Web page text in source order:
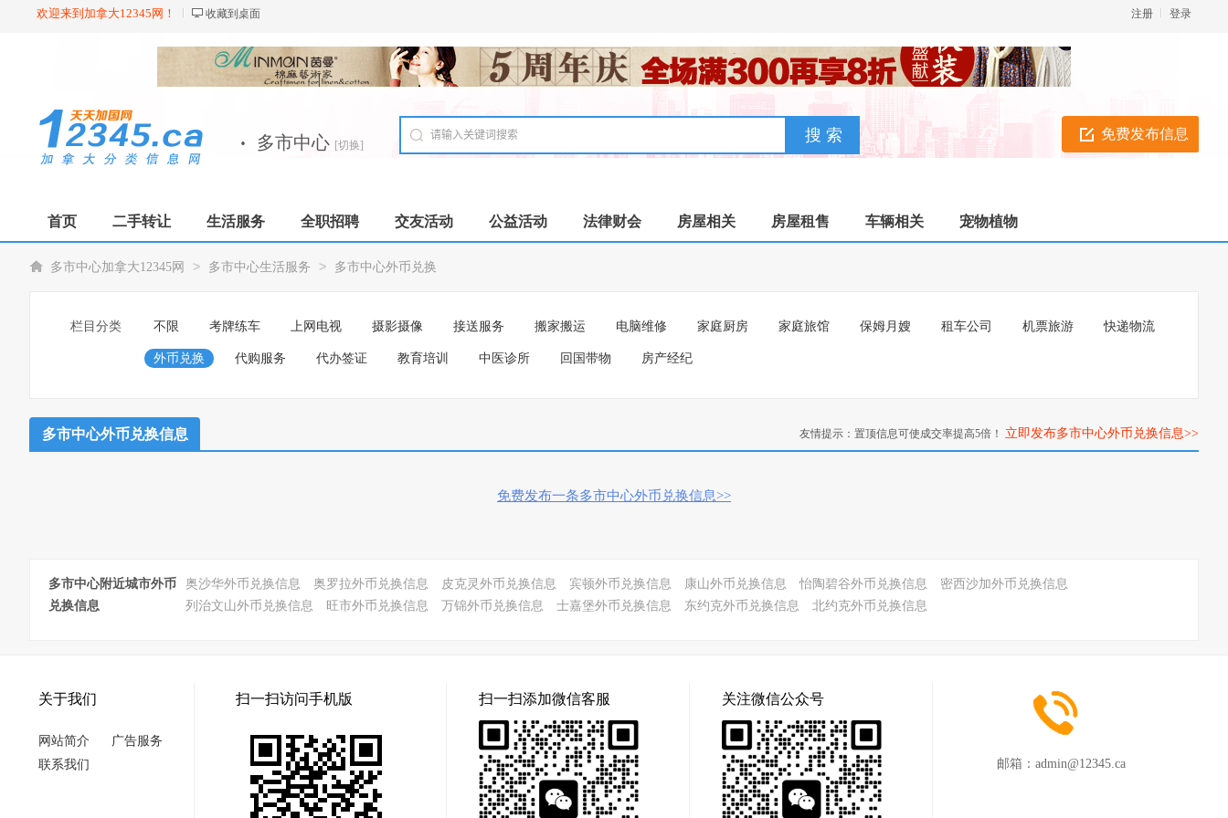
欢迎来到加拿大12345网！ 收藏到桌面 登录
注册
免费发布信息
· 多市中心 [切换]
首页 二手转让 生活服务 全职招聘 交友活动 公益活动 法律财会 房屋相关 房屋租售 车辆相关 宠物植物
多市中心加拿大12345网 > 多市中心生活服务 > 多市中心外币兑换
栏目分类 不限 考牌练车 上网电视 摄影摄像 接送服务 搬家搬运 电脑维修 家庭厨房 家庭旅馆 保姆月嫂 租车公司 机票旅游 快递物流
外币兑换 代购服务 代办签证 教育培训 中医诊所 回国带物 房产经纪
多市中心外币兑换信息 友情提示：置顶信息可使成交率提高5倍！ 立即发布多市中心外币兑换信息>>
免费发布一条多市中心外币兑换信息>>
多市中心附近城市外币
兑换信息
奥沙华外币兑换信息 奥罗拉外币兑换信息 皮克灵外币兑换信息 宾顿外币兑换信息 康山外币兑换信息 怡陶碧谷外币兑换信息
密西沙加外币兑换信息
列治文山外币兑换信息
旺市外币兑换信息 万锦外币兑换信息 士嘉堡外币兑换信息 东约克外币兑换信息 北约克外币兑换信息
关于我们
网站简介
广告服务
联系我们
扫一扫访问手机版 扫一扫添加微信客服 关注微信公众号
邮箱： admin@12345.ca